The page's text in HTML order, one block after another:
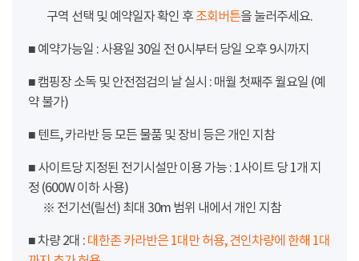
구역 선택 및 예약일자 확인 후 조회버튼을 눌러주세요.
■ 예약가능일 : 사용일 30일 전 0시부터 당일 오후 9시까지
■ 캠핑장 소독 및 안전점검의 날 실시 : 매월 첫째주 월요일 (예
약 불가)
■ 텐트, 카라반 등 모든 물품 및 장비 등은 개인 지참
■ 사이트당 지정된 전기시설만 이용 가능 : 1사이트 당 1개 지
정 (600W 이하 사용)
※ 전기선(릴선) 최대 30m 범위 내에서 개인 지참
■ 차량 2대 : 대한존 카라반은 1대만 허용, 견인차량에 한해 1대